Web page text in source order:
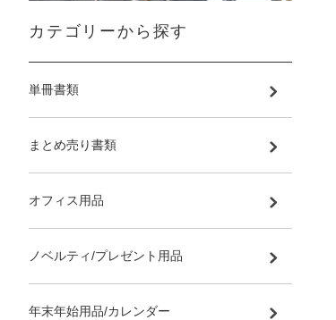
カテゴリーから探す
単冊書類
まとめ売り書類
オフィス用品
ノベルティ/プレゼント用品
年末年始用品/カレンダー